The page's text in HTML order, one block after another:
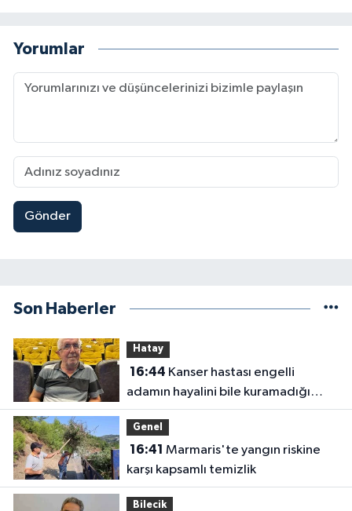
Yorumlar
Gönder
Son Haberler
Hatay
16:44
adamın hayalini bile kuramadığı
evine kavuşunca döktüğü gözyaşı
duygulandırdı
Genel
16:41
karşı kapsamlı temizlik
Bilecik